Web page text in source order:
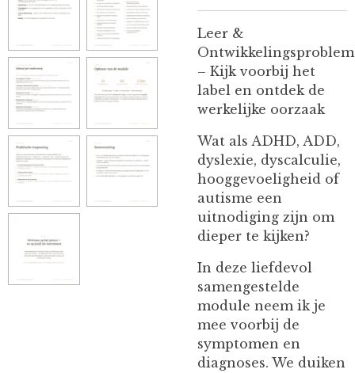
Leer &
– Kijk voorbij het
label en ontdek de
werkelijke oorzaak
Wat als ADHD, ADD,
dyslexie, dyscalculie,
hooggevoeligheid of
autisme een
uitnodiging zijn om
dieper te kijken?
In deze liefdevol
samengestelde
module neem ik je
mee voorbij de
symptomen en
diagnoses. We duiken